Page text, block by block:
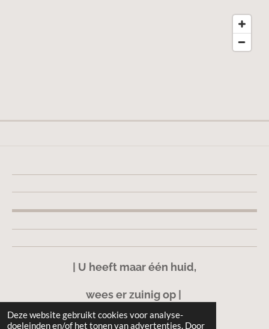
Deze website gebruikt cookies voor analyse-
doeleinden en/of het tonen van advertenties. Door
| U heeft maar één huid,
wees er zuinig op |